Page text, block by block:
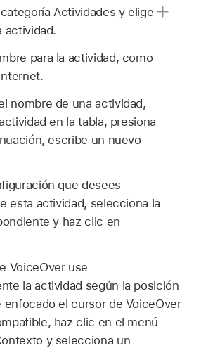
Actividades y elige
actividad.
para la actividad, como
nombre de una actividad,
en la tabla, presiona
escribe un nuevo
que desees
esta actividad, selecciona la
y haz clic en
VoiceOver use
la actividad según la posición
enfocado el cursor de VoiceOver
haz clic en el menú
y selecciona un